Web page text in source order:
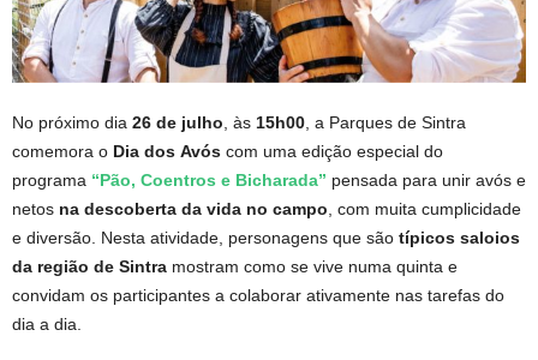
No próximo dia 26 de julho, às 15h00, a Parques de Sintra
comemora o Dia dos Avós com uma edição especial do
programa “Pão, Coentros e Bicharada” pensada para unir avós e
netos na descoberta da vida no campo, com muita cumplicidade
e diversão. Nesta atividade, personagens que são típicos saloios
da região de Sintra mostram como se vive numa quinta e
convidam os participantes a colaborar ativamente nas tarefas do
dia a dia.